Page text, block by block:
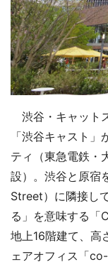
渋谷・キャット
「渋谷キャスト
ティ（東急電鉄・
設）。渋谷と原宿
Street）に隣接し
る」を意味する「
地上16階建て、高
ェアオフィス「